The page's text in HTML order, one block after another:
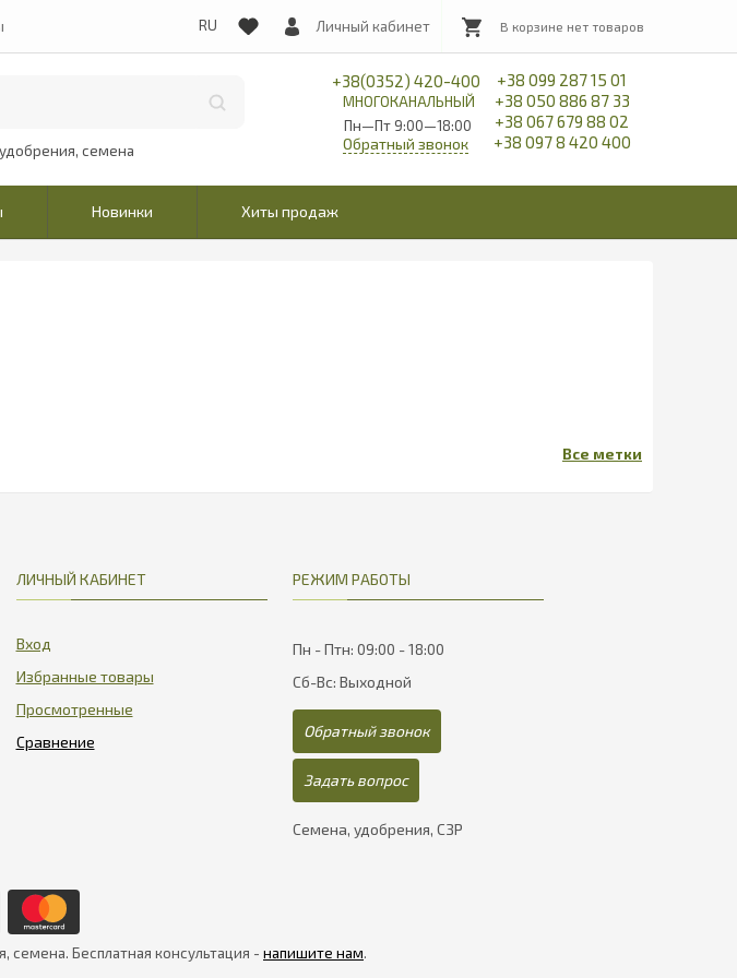
Личный кабинет
семена
+38(0352) 420-400
МНОГОКАНАЛЬНЫЙ
Пн—Пт 9:00—18:00
+38 099 287 15 01
+38 050 886 87 33
+38 067 679 88 02
+38 097 8 420 400
Обратный звонок
Новинки Хиты продаж
ЛИЧНЫЙ КАБИНЕТ
Вход
Избранные товары
Просмотренные
РЕЖИМ РАБОТЫ
Пн - Птн: 09:00 - 18:00
Сб-Вс: Выходной
Обратный звонок
Задать вопрос
Семена, удобрения, СЗР
Бесплатная консультация - напишите нам.